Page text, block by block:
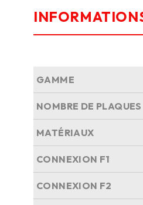
GAMME
NOMBRE DE PLAQUES
MATÉRIAUX
CONNEXION F1
CONNEXION F2